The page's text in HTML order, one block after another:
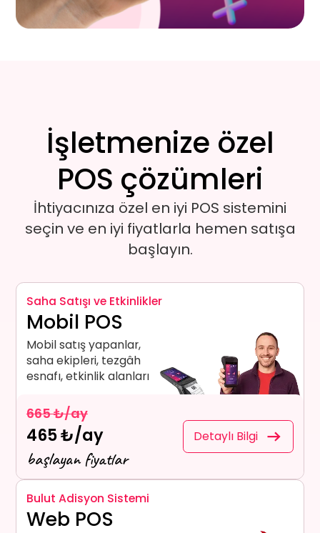
İşletmenize özel
POS çözümleri
İhtiyacınıza özel en iyi POS sistemini
seçin ve en iyi fiyatlarla hemen satışa
başlayın.
Saha Satışı ve Etkinlikler
Mobil POS
Mobil satış yapanlar,
saha ekipleri, tezgâh
esnafı, etkinlik alanları
665 ₺/ay
465 ₺/ay
başlayan fiyatlar
Detaylı Bilgi
Bulut Adisyon Sistemi
Web POS